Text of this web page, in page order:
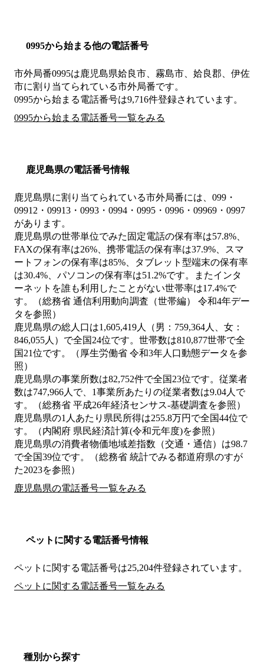
0995から始まる他の電話番号
市外局番0995は鹿児島県姶良市、霧島市、姶良郡、伊佐
市に割り当てられている市外局番です。
0995から始まる電話番号は9,716件登録されています。
0995から始まる電話番号一覧をみる
鹿児島県の電話番号情報
鹿児島県に割り当てられている市外局番には、099・
09912・09913・0993・0994・0995・0996・09969・0997
があります。
鹿児島県の世帯単位でみた固定電話の保有率は57.8%、
FAXの保有率は26%、携帯電話の保有率は37.9%、スマ
ートフォンの保有率は85%、タブレット型端末の保有率
は30.4%、パソコンの保有率は51.2%です。またインタ
ーネットを誰も利用したことがない世帯率は17.4%で
す。（総務省 通信利用動向調査（世帯編） 令和4年デー
タを参照）
鹿児島県の総人口は1,605,419人（男：759,364人、女：
846,055人）で全国24位です。世帯数は810,877世帯で全
国21位です。（厚生労働省 令和3年人口動態データを参
照）
鹿児島県の事業所数は82,752件で全国23位です。従業者
数は747,966人で、1事業所あたりの従業者数は9.04人で
す。（総務省 平成26年経済センサス‐基礎調査を参照）
鹿児島県の1人あたり県民所得は255.8万円で全国44位で
す。（内閣府 県民経済計算(令和元年度)を参照）
鹿児島県の消費者物価地域差指数（交通・通信）は98.7
で全国39位です。（総務省 統計でみる都道府県のすが
た2023を参照）
鹿児島県の電話番号一覧をみる
ペットに関する電話番号情報
ペットに関する電話番号は25,204件登録されています。
ペットに関する電話番号一覧をみる
種別から探す